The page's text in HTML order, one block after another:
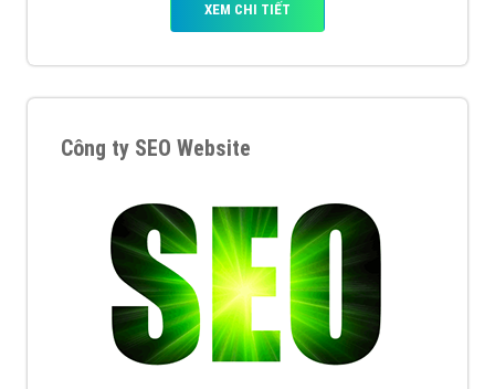
XEM CHI TIẾT
Công ty SEO Website